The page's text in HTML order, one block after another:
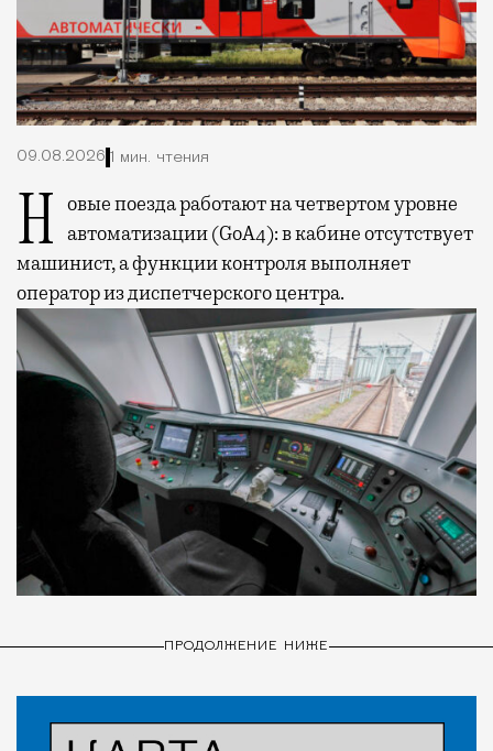
09.08.2026 1 мин. чтения
Новые поезда работают на четвертом уровне автоматизации (GoA4): в кабине отсутствует
машинист, а функции контроля выполняет
оператор из диспетчерского центра.
ПРОДОЛЖЕНИЕ НИЖЕ